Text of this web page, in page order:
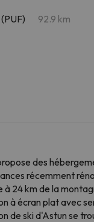
92.9 km
des
récemment
24 km de la
à écran plat avec
ski d'Astun se